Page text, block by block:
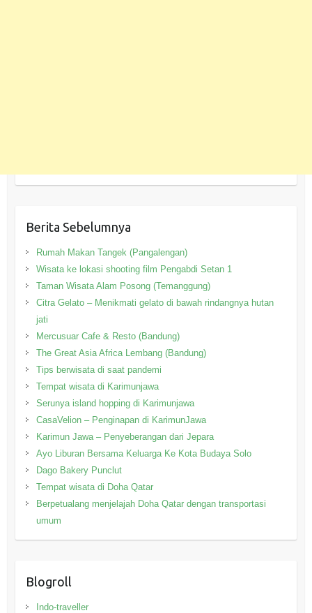
Berita Sebelumnya
Rumah Makan Tangek (Pangalengan)
Wisata ke lokasi shooting film Pengabdi Setan 1
Taman Wisata Alam Posong (Temanggung)
Citra Gelato – Menikmati gelato di bawah rindangnya hutan
jati
Mercusuar Cafe & Resto (Bandung)
The Great Asia Africa Lembang (Bandung)
Tips berwisata di saat pandemi
Tempat wisata di Karimunjawa
Serunya island hopping di Karimunjawa
CasaVelion – Penginapan di KarimunJawa
Karimun Jawa – Penyeberangan dari Jepara
Ayo Liburan Bersama Keluarga Ke Kota Budaya Solo
Dago Bakery Punclut
Tempat wisata di Doha Qatar
Berpetualang menjelajah Doha Qatar dengan transportasi
umum
Blogroll
Indo-traveller